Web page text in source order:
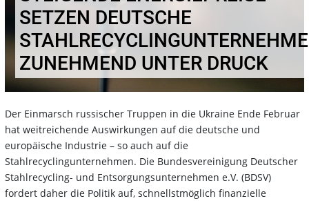
SETZEN DEUTSCHE
ZUNEHMEND UNTER DRUCK
Der Einmarsch russischer Truppen in die Ukraine Ende Februar
hat weitreichende Auswirkungen auf die deutsche und
europäische Industrie – so auch auf die
Stahlrecyclingunternehmen. Die Bundesvereinigung Deutscher
Stahlrecycling- und Entsorgungsunternehmen e.V. (BDSV)
fordert daher die Politik auf, schnellstmöglich finanzielle